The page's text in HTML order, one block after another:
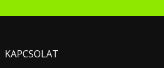
KAPCSOLAT